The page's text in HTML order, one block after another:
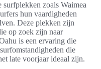
zoals Waimea
hun vaardigheden
Deze plekken zijn
op zoek zijn naar
is een ervaring die
die
late voorjaar ideaal zijn.